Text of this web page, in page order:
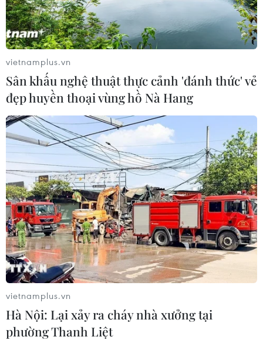
Lực lượng phòng vệ trên không Nhật Bản
tập trận đánh chặn tên lửa
28/11/2022 11:54
Nhật Bản đã đưa hệ thống phòng thủ tên lửa đạn đạo 3
(PAC- 3) vào cuộc tập trận diễn ra ở tỉnh Fukui ở miền
Trung, nơi đặt một số nhà máy hạt nhân của nước này.
vietnamplus.vn
Sân khấu nghệ thuật thực cảnh 'đánh thức' vẻ
đẹp huyền thoại vùng hồ Nà Hang
vietnamplus.vn
Hà Nội: Lại xảy ra cháy nhà xưởng tại
phường Thanh Liệt